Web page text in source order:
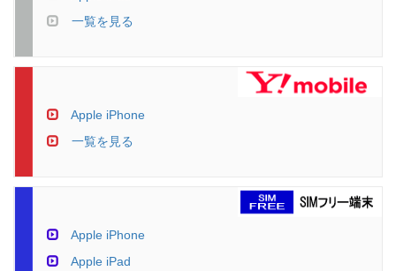
一覧を見る
Apple iPhone
一覧を見る
Apple iPhone
Apple iPad